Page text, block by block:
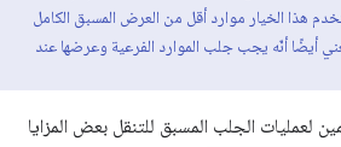
هذا الخيار موارد أقل من العرض المسبق الكامل
أيضًا أنّه يجب جلب الموارد الفرعية وعرضها عند
لعمليات الجلب المسبق للتنقل بعض المزايا